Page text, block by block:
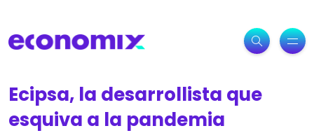
Ecipsa, la desarrollista que
esquiva a la pandemia